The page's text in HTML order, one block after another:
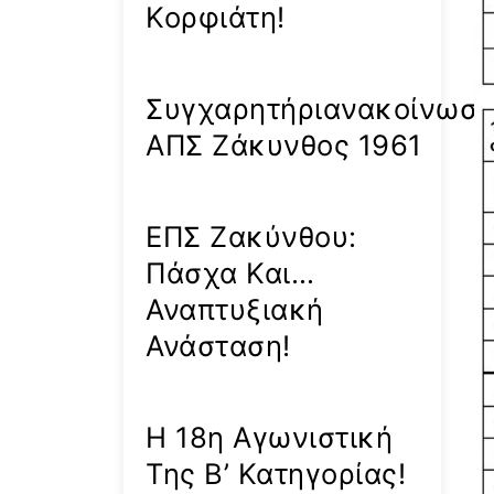
Κορφιάτη!
Συγχαρητήριανακοίνωση
ΑΠΣ Ζάκυνθος 1961
ΕΠΣ Ζακύνθου:
Πάσχα Και…
Αναπτυξιακή
Ανάσταση!
Η 18η Αγωνιστική
Της Β’ Κατηγορίας!